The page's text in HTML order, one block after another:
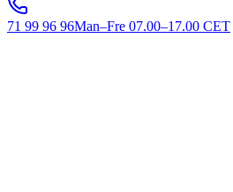
71 99 96 96Man–Fre 07.00–17.00 CET